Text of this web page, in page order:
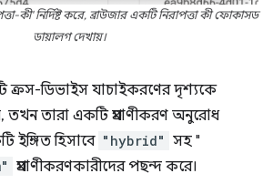
কী' নির্দিষ্ট করে, ব্রাউজার একটি নিরাপত্তা কী ফোকাসড
ডায়ালগ দেখায়।
ক্রস-ডিভাইস যাচাইকরণের দৃশ্যকে
তখন তারা একটি প্রমাণীকরণ অনুরোধ
ইঙ্গিত হিসাবে "hybrid" সহ "
প্রমাণীকরণকারীদের পছন্দ করে।